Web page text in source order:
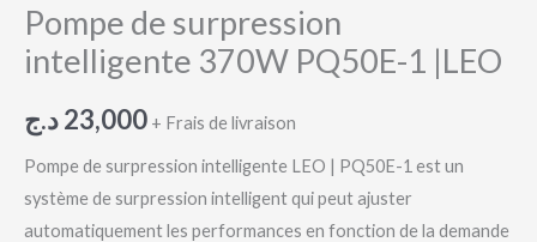
Pompe de surpression
intelligente 370W PQ50E-1 |LEO
23,000د.ج + Frais de livraison
Pompe de surpression intelligente LEO | PQ50E-1 est un
système de surpression intelligent qui peut ajuster
automatiquement les performances en fonction de la demande